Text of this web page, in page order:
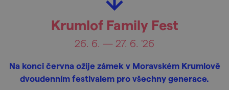
Krumlof Family Fest
26. 6. — 27. 6. '26
Na konci června ožije zámek v Moravském Krumlově
dvoudenním festivalem pro všechny generace.